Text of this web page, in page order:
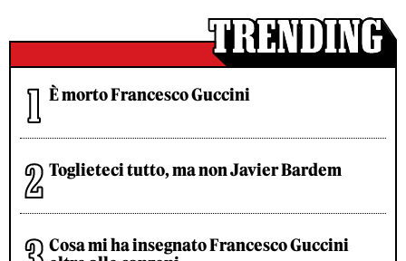
È morto Francesco Guccini
Toglieteci tutto, ma non Javier Bardem
Cosa mi ha insegnato Francesco Guccini